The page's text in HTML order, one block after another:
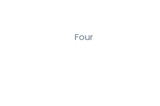
Four